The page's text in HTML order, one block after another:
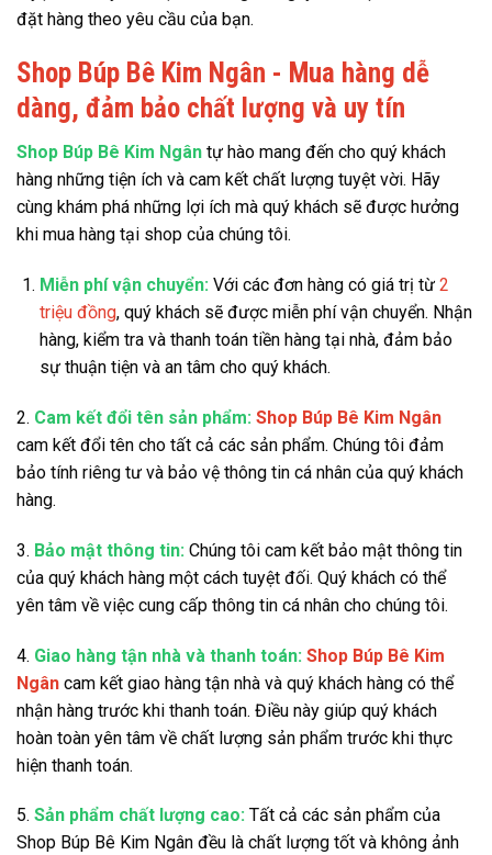
đặt hàng theo yêu cầu của bạn.
Shop Búp Bê Kim Ngân - Mua hàng dễ
dàng, đảm bảo chất lượng và uy tín
Shop Búp Bê Kim Ngân tự hào mang đến cho quý khách
hàng những tiện ích và cam kết chất lượng tuyệt vời. Hãy
cùng khám phá những lợi ích mà quý khách sẽ được hưởng
khi mua hàng tại shop của chúng tôi.
Miễn phí vận chuyển: Với các đơn hàng có giá trị từ 2
triệu đồng, quý khách sẽ được miễn phí vận chuyển. Nhận
hàng, kiểm tra và thanh toán tiền hàng tại nhà, đảm bảo
sự thuận tiện và an tâm cho quý khách.
2. Cam kết đổi tên sản phẩm: Shop Búp Bê Kim Ngân
cam kết đổi tên cho tất cả các sản phẩm. Chúng tôi đảm
bảo tính riêng tư và bảo vệ thông tin cá nhân của quý khách
hàng.
3. Bảo mật thông tin: Chúng tôi cam kết bảo mật thông tin
của quý khách hàng một cách tuyệt đối. Quý khách có thể
yên tâm về việc cung cấp thông tin cá nhân cho chúng tôi.
4. Giao hàng tận nhà và thanh toán: Shop Búp Bê Kim
Ngân cam kết giao hàng tận nhà và quý khách hàng có thể
nhận hàng trước khi thanh toán. Điều này giúp quý khách
hoàn toàn yên tâm về chất lượng sản phẩm trước khi thực
hiện thanh toán.
5. Sản phẩm chất lượng cao: Tất cả các sản phẩm của
Shop Búp Bê Kim Ngân đều là chất lượng tốt và không ảnh